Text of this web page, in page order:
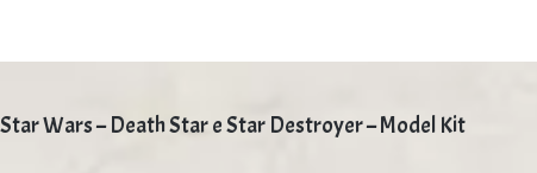
Star Wars – Death Star e Star Destroyer – Model Kit